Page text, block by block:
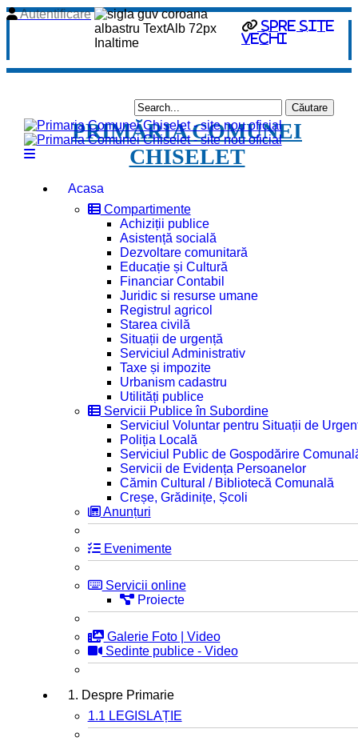
Spre site
vechi
Autentificare
PRIMĂRIA COMUNEI
CHISELET
Acasa
Compartimente
Achiziții publice
Asistență socială
Dezvoltare comunitară
Educație și Cultură
Financiar Contabil
Juridic si resurse umane
Registrul agricol
Starea civilă
Situații de urgență
Serviciul Administrativ
Taxe și impozite
Urbanism cadastru
Utilități publice
Servicii Publice în Subordine
Serviciul Voluntar pentru Situații de
Poliția Locală
Serviciul Public de Gospodărire
Servicii de Evidența Persoanelor
Cămin Cultural / Bibliotecă Comunală
Creșe, Grădinițe, Școli
Anunțuri
Evenimente
Servicii online
Proiecte
Galerie Foto | Video
Sedinte publice - Video
1. Despre Primarie
1.1 LEGISLAȚIE